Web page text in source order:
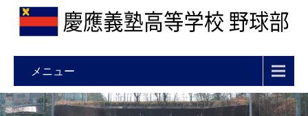
メニュー